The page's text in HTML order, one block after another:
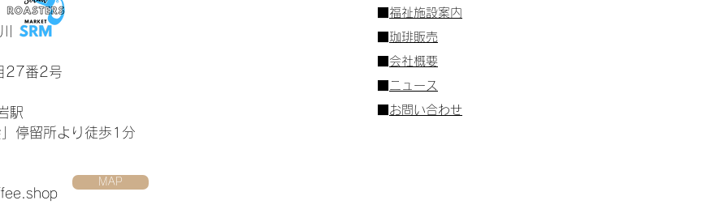
27番2号
駅
停留所より徒歩1分
MAP
福祉施設案内
珈琲販売
会社概要
ニュース
お問い合わせ